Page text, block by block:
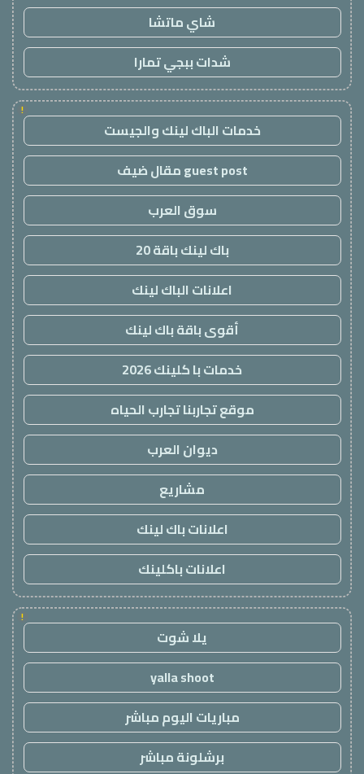
شاي ماتشا
شدات ببجي تمارا
!
خدمات الباك لينك والجيست
guest post مقال ضيف
سوق العرب
باك لينك باقة 20
اعلانات الباك لينك
أقوى باقة باك لينك
خدمات با كلينك 2026
موقع تجاربنا تجارب الحياه
ديوان العرب
مشاريع
اعلانات باك لينك
اعلانات باكلينك
!
يلا شوت
yalla shoot
مباريات اليوم مباشر
برشلونة مباشر